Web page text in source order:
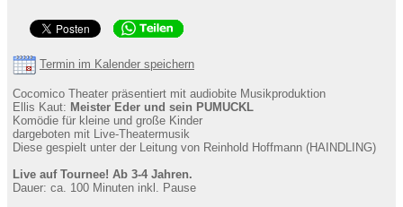
Termin im Kalender speichern
Cocomico Theater präsentiert mit audiobite Musikproduktion
Ellis Kaut: Meister Eder und sein PUMUCKL
Komödie für kleine und große Kinder
dargeboten mit Live-Theatermusik
Diese gespielt unter der Leitung von Reinhold Hoffmann (HAINDLING)
Live auf Tournee! Ab 3-4 Jahren.
Dauer: ca. 100 Minuten inkl. Pause